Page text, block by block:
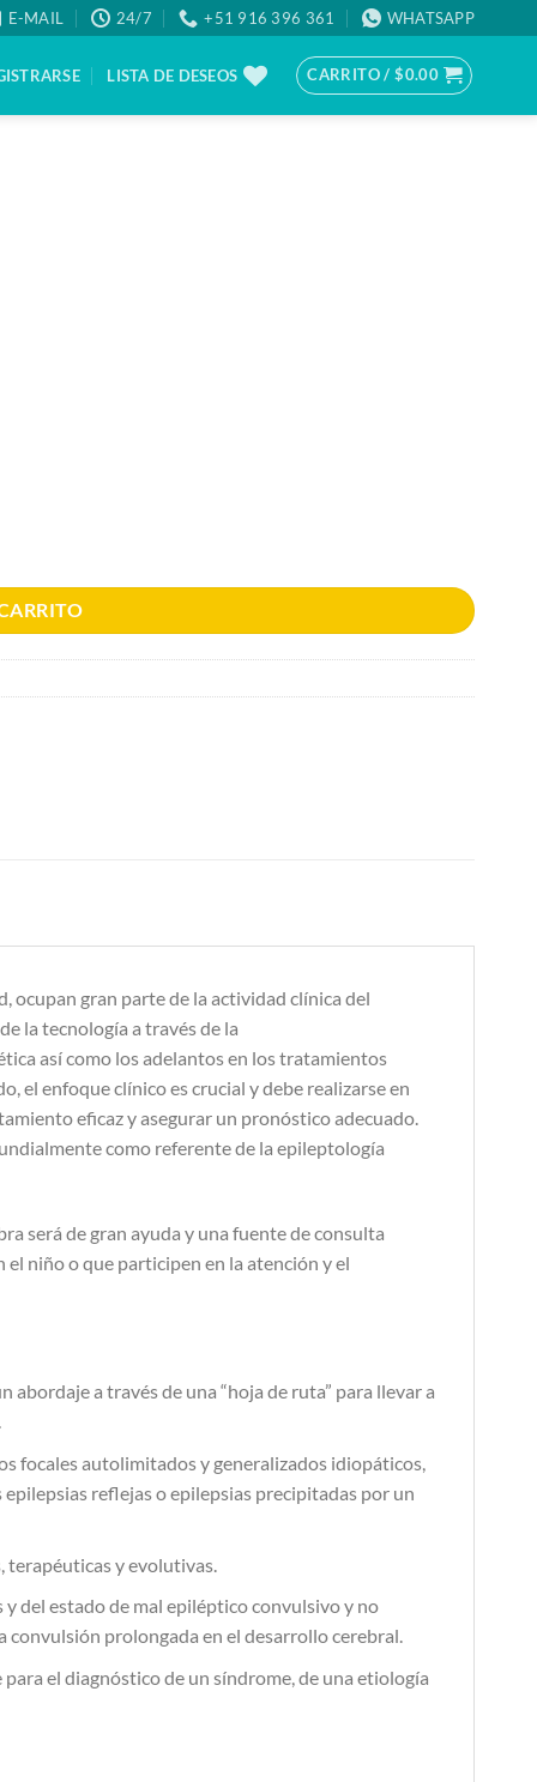
E-MAIL 24/7 +51 916 396 361 WHATSAPP
LISTA DE DESEOS CARRITO /$0.00
ocupan gran parte de la actividad clínica del
la tecnología a través de la
así como los adelantos en los tratamientos
el enfoque clínico es crucial y debe realizarse en
eficaz y asegurar un pronóstico adecuado.
como referente de la epileptología
será de gran ayuda y una fuente de consulta
niño o que participen en la atención y el
a través de una “hoja de ruta” para llevar a
focales autolimitados y generalizados idiopáticos,
reflejas o epilepsias precipitadas por un
terapéuticas y evolutivas.
del estado de mal epiléptico convulsivo y no
prolongada en el desarrollo cerebral.
el diagnóstico de un síndrome, de una etiología